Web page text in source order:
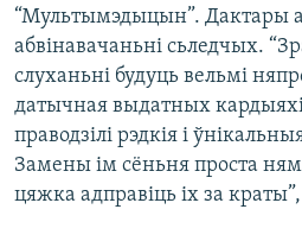
“Мультымэдыцын”. Дактары
абвінавачаньні сьледчых.
слуханьні будуць вельмі
датычная выдатных
праводзілі рэдкія і
Замены ім сёньня проста
цяжка адправіць іх за